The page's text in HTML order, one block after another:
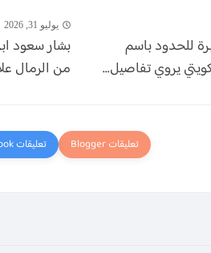
للحدود باسم
يروي تفاصيل...
يوليو 31, 2026
بشار سعود
من الرمال